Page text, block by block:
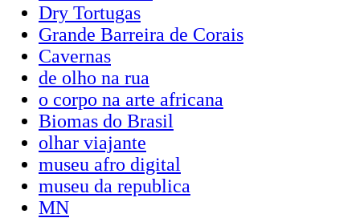
Dry Tortugas
Grande Barreira de Corais
Cavernas
de olho na rua
o corpo na arte africana
Biomas do Brasil
olhar viajante
museu afro digital
museu da republica
MN